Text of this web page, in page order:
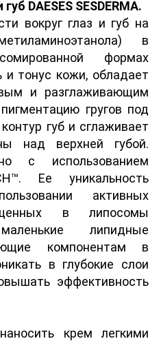
DAESES SESDERMA.
вокруг глаз и губ на
в
формах
тонус кожи, обладает
и разглаживающим
гругов под
губ и сглаживает
над верхней губой.
с использованием
Ее уникальность
активных
в липосомы
липидные
компонентам в
в глубокие слои
эффективность
крем легкими